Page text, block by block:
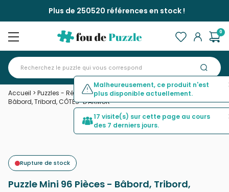
Plus de 250520 références en stock !
0
Accueil > Puzzles - Rétros et Nostalgie >Puzzle Mini 96 Pièces -
Bâbord, Tribord, CÔTES-D'ARMOR
Rupture de stock
Puzzle Mini 96 Pièces - Bâbord, Tribord,
Malheureusement, ce produit n'est
plus disponible actuellement.
17 visite(s) sur cette page au cours
des 7 derniers jours.